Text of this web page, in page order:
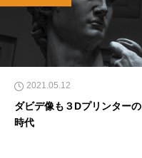
2021.05.12
ダビデ像も３Dプリンターの
時代